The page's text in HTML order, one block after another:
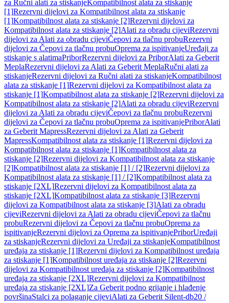
za Ručni alati za stiskanjeKompatibilnost alata za stiskanje
[1]Rezervni dijelovi za Kompatibilnost alata za stiskanje
[1]Kompatibilnost alata za stiskanje [2]Rezervni dijelovi za
Kompatibilnost alata za stiskanje [2]Alati za obradu cijeviRezervni
dijelovi za Alati za obradu cijeviČepovi za tlačnu probuRezervni
dijelovi za Čepovi za tlačnu probuOprema za ispitivanjeUređaji za
stiskanje s alatimaPriborRezervni dijelovi za PriborAlati za Geberit
MeplaRezervni dijelovi za Alati za Geberit MeplaRučni alati za
stiskanjeRezervni dijelovi za Ručni alati za stiskanjeKompatibilnost
alata za stiskanje [1]Rezervni dijelovi za Kompatibilnost alata za
stiskanje [1]Kompatibilnost alata za stiskanje [2]Rezervni dijelovi za
Kompatibilnost alata za stiskanje [2]Alati za obradu cijeviRezervni
dijelovi za Alati za obradu cijeviČepovi za tlačnu probuRezervni
dijelovi za Čepovi za tlačnu probuOprema za ispitivanjePriborAlati
za Geberit MapressRezervni dijelovi za Alati za Geberit
MapressKompatibilnost alata za stiskanje [1]Rezervni dijelovi za
Kompatibilnost alata za stiskanje [1]Kompatibilnost alata za
stiskanje [2]Rezervni dijelovi za Kompatibilnost alata za stiskanje
[2]Kompatibilnost alata za stiskanje [1] / [2]Rezervni dijelovi za
Kompatibilnost alata za stiskanje [1] / [2]Kompatibilnost alata za
stiskanje [2XL]Rezervni dijelovi za Kompatibilnost alata za
stiskanje [2XL]Kompatibilnost alata za stiskanje [3]Rezervni
dijelovi za Kompatibilnost alata za stiskanje [3]Alati za obradu
cijeviRezervni dijelovi za Alati za obradu cijeviČepovi za tlačnu
probuRezervni dijelovi za Čepovi za tlačnu probuOprema za
ispitivanjeRezervni dijelovi za Oprema za ispitivanjePriborUređaji
za stiskanjeRezervni dijelovi za Uređaji za stiskanjeKompatibilnost
uređaja za stiskanje [1]Rezervni dijelovi za Kompatibilnost uređaja
za stiskanje [1]Kompatibilnost uređaja za stiskanje [2]Rezervni
dijelovi za Kompatibilnost uređaja za stiskanje [2]Kompatibilnost
uređaja za stiskanje [2XL]Rezervni dijelovi za Kompatibilnost
uređaja za stiskanje [2XL]Za Geberit podno grijanje i hlađenje
površinaStalci za polaganje cijeviAlati za Geberit Silent-db20 /